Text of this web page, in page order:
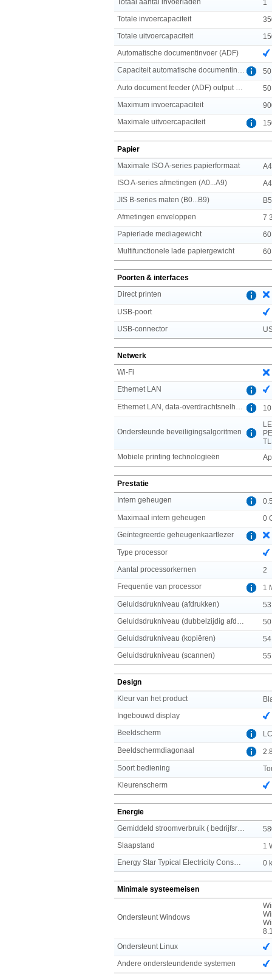
1
Totale invoercapaciteit
Totale uitvoercapaciteit
Automatische documentinvoer (ADF)
Maximum invoercapaciteit
Maximale uitvoercapaciteit
Papier
Maximale ISO A-series papierformaat
A4
ISO A-series afmetingen (A0...A9)
A4
JIS B-series maten (B0...B9)
B5
Afmetingen enveloppen
7
Papierlade mediagewicht
Multifunctionele lade papiergewicht
Poorten & interfaces
Direct printen
USB-poort
USB-connector
Netwerk
Wi-Fi
Ethernet LAN
Ondersteunde beveiligingsalgoritmen
Mobiele printing technologieën
Prestatie
Intern geheugen
Maximaal intern geheugen
0
Geïntegreerde geheugenkaartlezer
Type processor
Aantal processorkernen
2
Frequentie van processor
1
Geluidsdrukniveau (afdrukken)
Geluidsdrukniveau (kopiëren)
Geluidsdrukniveau (scannen)
Design
Kleur van het product
Ingebouwd display
Beeldscherm
Beeldschermdiagonaal
Soort bediening
Kleurenscherm
Energie
Slaapstand
1
0
Minimale systeemeisen
Ondersteunt Windows
Ondersteunt Linux
Andere ondersteundende systemen